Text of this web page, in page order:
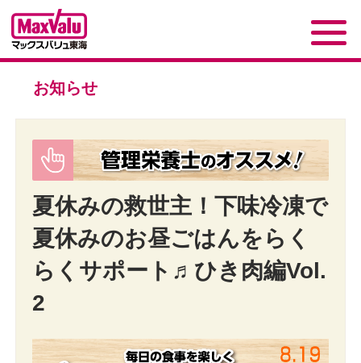
お知らせ
夏休みの救世主！下味冷凍で
夏休みのお昼ごはんをらく
らくサポート♬ひき肉編Vol.
2